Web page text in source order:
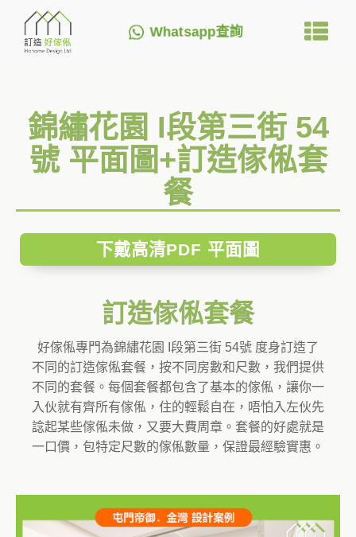
Whatsapp查詢
錦繡花園 I段第三街 54
號 平面圖+訂造傢俬套
餐
下戴高清PDF 平面圖
訂造傢俬套餐
好傢俬專門為錦繡花園 I段第三街 54號 度身訂造了
不同的訂造傢俬套餐，按不同房數和尺數，我們提供
不同的套餐。每個套餐都包含了基本的傢俬，讓你一
入伙就有齊所有傢俬，住的輕鬆自在，唔怕入左伙先
諗起某些傢俬未做，又要大費周章。套餐的好處就是
一口價，包特定尺數的傢俬數量，保證最經驗實惠。